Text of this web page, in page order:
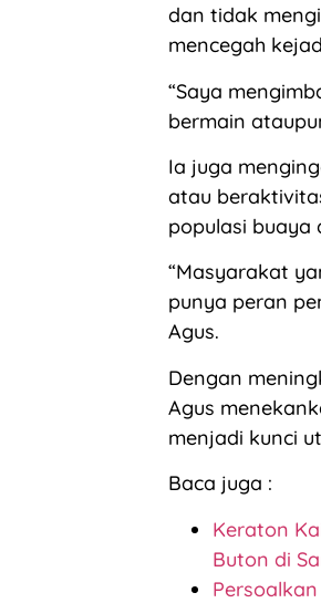
dan tidak
mencegah
“Saya
bermain
Ia juga
atau
populasi buaya
“Masyarakat
punya peran
Agus.
Dengan
Agus
menjadi kunci
Baca juga :
Keraton
Buton di